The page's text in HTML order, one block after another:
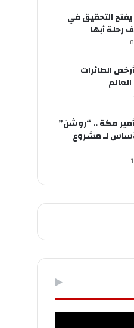
يفتح التحقيق في
أبها
الطائرات
مكة .. “روشن”
لـ مشروع